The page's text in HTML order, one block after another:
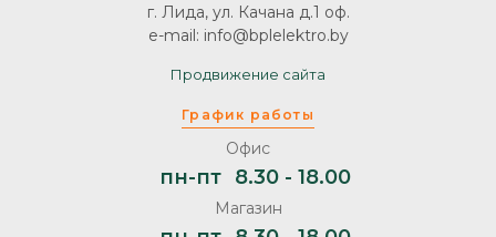
График работы
Офис
пн-пт 8.30 - 18.00
Магазин
г. Лида, ул. Качана д.1 оф.
e-mail: info@bplelektro.by
Продвижение сайта